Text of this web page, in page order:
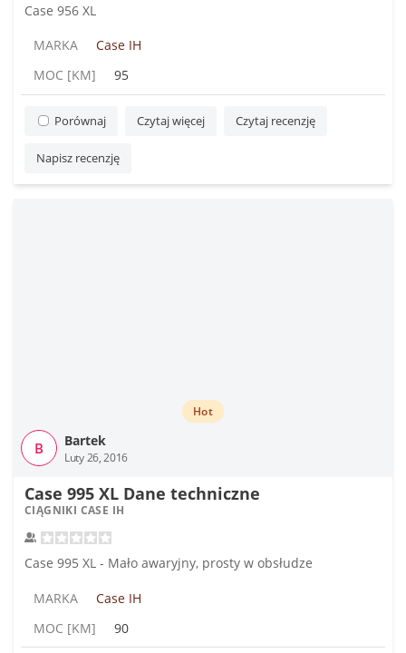
Case 956 XL
MARKA
Case IH
MOC [KM]
95
Porównaj Czytaj więcej Czytaj recenzję
Napisz recenzję
B Bartek
Luty 26, 2016
Hot
Case 995 XL Dane techniczne
CIĄGNIKI CASE IH
Case 995 XL - Mało awaryjny, prosty w obsłudze
MARKA
Case IH
MOC [KM]
90